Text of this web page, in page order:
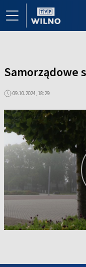
Samorządowe
09.10.2024, 18:29